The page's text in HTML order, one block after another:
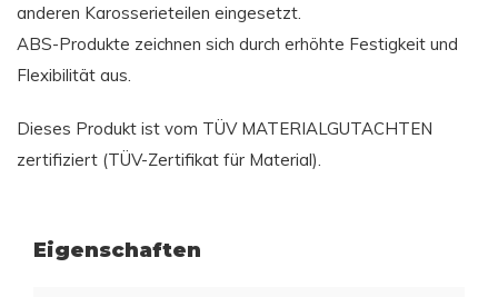
anderen Karosserieteilen eingesetzt.
ABS-Produkte zeichnen sich durch erhöhte Festigkeit und
Flexibilität aus.
Dieses Produkt ist vom TÜV MATERIALGUTACHTEN
zertifiziert (TÜV-Zertifikat für Material).
Eigenschaften